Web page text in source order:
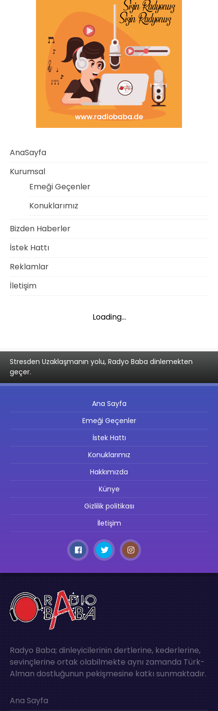
AnaSayfa
Kurumsal
Emeği Geçenler
Konuklarımız
Bizden Haberler
İstek Hattı
Reklamlar
İletişim
Loading...
Stresden Uzaklaşmanın yolu, Radyo Baba dinlemekten
geçer.
Ana Sayfa
Emeği Geçenler
İstek Hattı
Konuklarımız
Hakkımızda
Künye
Gizlilik politikası
İletişim
Radyo Baba; dinleyicilerinin dertlerine, kederlerine,
sevinçlerine ortak olabilmekte aynı zamanda Türk-
Alman dostluğunun pekişmesine katkı sunmaktadır.
Ana Sayfa